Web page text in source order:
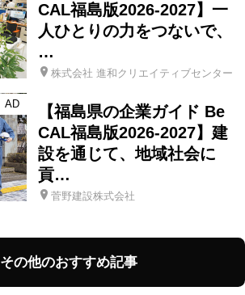
CAL福島版2026-2027】一
人ひとりの力をつないで、
…
株式会社 進和クリエイティブセンター
AD
【福島県の企業ガイド Be
CAL福島版2026-2027】建
設を通じて、地域社会に
貢…
菅野建設株式会社
その他のおすすめ記事